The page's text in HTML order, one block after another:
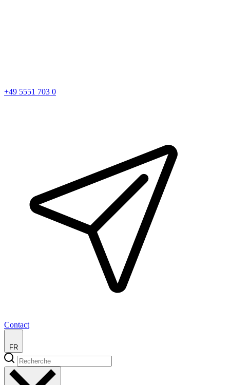
+49 5551 703 0
Contact
FR